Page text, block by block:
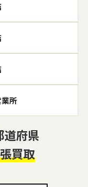
業所
道府県
買取